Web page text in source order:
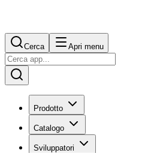
Cerca Apri menu
Prodotto
Catalogo
Sviluppatori